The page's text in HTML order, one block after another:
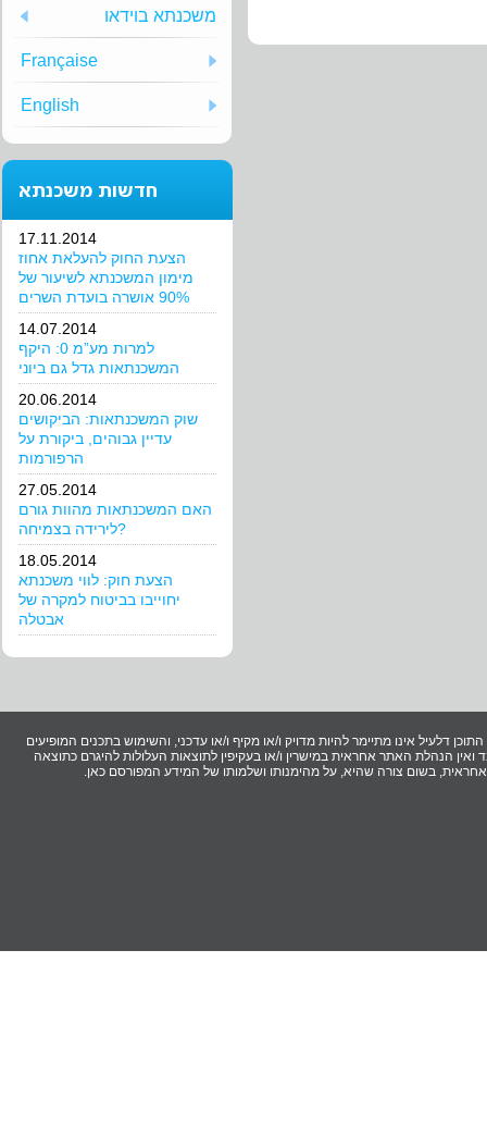
משכנתא בוידאו
Française
English
חדשות משכנתא
17.11.2014
הצעת החוק להעלאת אחוז
מימון המשכנתא לשיעור של
90% אושרה בועדת השרים
14.07.2014
למרות מע”מ 0: היקף
המשכנתאות גדל גם ביוני
20.06.2014
שוק המשכנתאות: הביקושים
עדיין גבוהים, ביקורת על
הרפורמות
27.05.2014
האם המשכנתאות מהוות גורם
לירידה בצמיחה?
18.05.2014
הצעת חוק: לווי משכנתא
יחוייבו בביטוח למקרה של
אבטלה
דלעיל אינו מתיימר להיות מדויק ו/או מקיף ו/או עדכני, והשימוש בתכנים המופיעים
הנהלת האתר אחראית במישרין ו/או בעקיפין לתוצאות העלולות להיגרם כתוצאה
בשום צורה שהיא, על מהימנותו ושלמותו של המידע המפורסם כאן.